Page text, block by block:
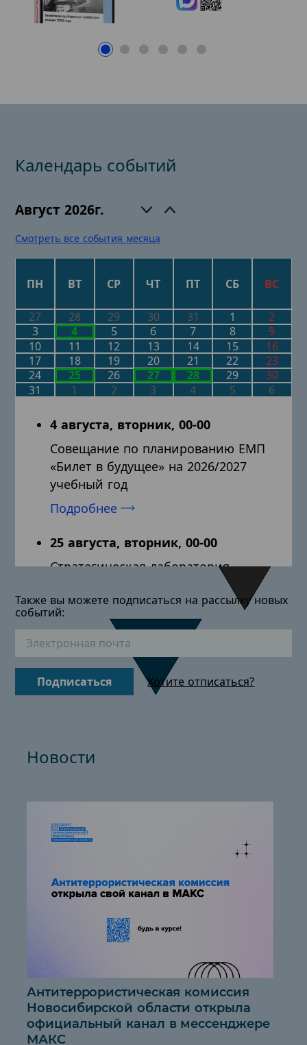
Календарь событий
Август 2026г.
Смотреть все события месяца
ПН ВТ СР ЧТ ПТ СБ ВС
27 28 29 30 31 1
2
3
4 5 6 7 8
9
10
11 12 13 14 15
16
17
18 19 20 21 22
23
24
25 26 27 28 29
30
31
1 2 3 4 5 6
4 августа, вторник, 00-00
Совещание по планированию ЕМП
«Билет в будущее» на 2026/2027
учебный год
Подробнее
25 августа, вторник, 00-00
Стратегическая лаборатория
администратора: «Системный
подход к реализации ЕМП на
уровне муниципалитета»
Подробнее
25 августа, вторник, 00-00
эффективная работа на платформе
Подробнее
27 августа, четверг, 00-00
Пленарное совещание в рамках
образования Новосибирской
Подробнее
28 августа, пятница, 00-00
Профориентация как
управленческая задача школы: от
смыслов к цифровому
Также вы можете подписаться на рассылку новых
событий:
Подписаться Хотите отписаться?
Новости
Антитеррористическая комиссия
Новосибирской области открыла
официальный канал в мессенджере
МАКС